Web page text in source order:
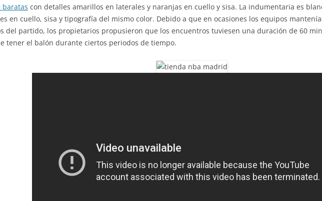
baratas con detalles amarillos en laterales y naranjas en cuello y sisa. La indumentaria es
en cuello, sisa y tipografía del mismo color. Debido a que en ocasiones los equipos
del partido, los propietarios propusieron que los encuentros tuviesen una duración de 60
tener el balón durante ciertos periodos de tiempo.